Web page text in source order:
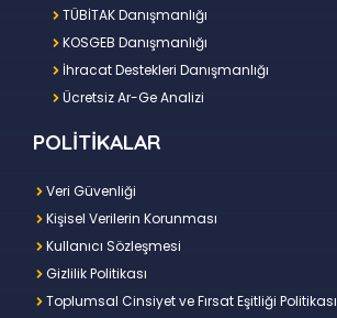
TÜBİTAK Danışmanlığı
KOSGEB Danışmanlığı
İhracat Destekleri Danışmanlığı
Ücretsiz Ar-Ge Analizi
POLİTİKALAR
Veri Güvenliği
Kişisel Verilerin Korunması
Kullanıcı Sözleşmesi
Gizlilik Politikası
Toplumsal Cinsiyet ve Fırsat Eşitliği Politikası